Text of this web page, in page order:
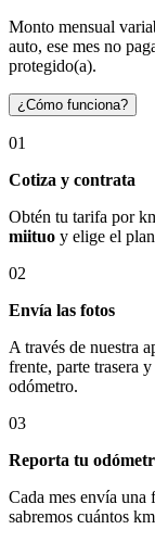
Monto mensual
auto, ese mes no
protegido(a).
¿Cómo funciona?
01
Cotiza y contrata
Obtén tu tarifa por
miituo y elige el
02
Envía las fotos
A través de nuestra
frente, parte trasera
odómetro.
03
Reporta tu
Cada mes envía una
sabremos cuántos